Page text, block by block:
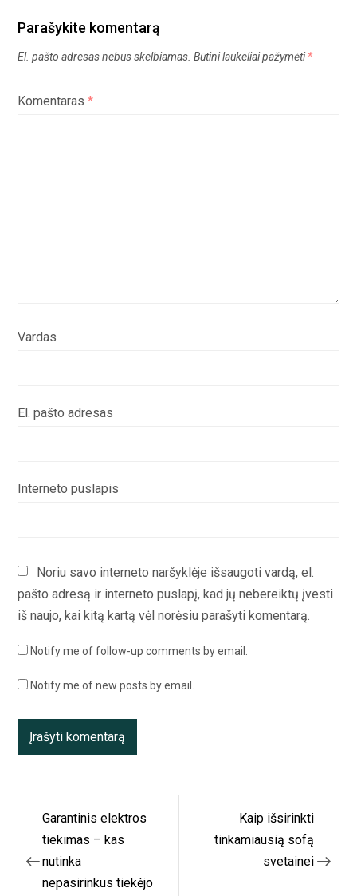
Parašykite komentarą
El. pašto adresas nebus skelbiamas. Būtini laukeliai pažymėti*
Komentaras*
Vardas
El. pašto adresas
Interneto puslapis
Noriu savo interneto naršyklėje išsaugoti vardą, el.
pašto adresą ir interneto puslapį, kad jų nebereiktų įvesti
iš naujo, kai kitą kartą vėl norėsiu parašyti komentarą.
Notify me of follow-up comments by email.
Notify me of new posts by email.
Navigacija
tarp
įrašų
Garantinis elektros
tiekimas – kas
nutinka
nepasirinkus tiekėjo
Kaip išsirinkti
tinkamiausią sofą
svetainei